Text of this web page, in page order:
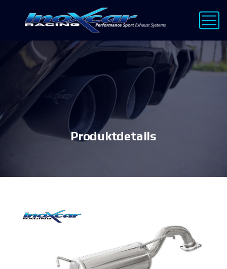
Produktdetails